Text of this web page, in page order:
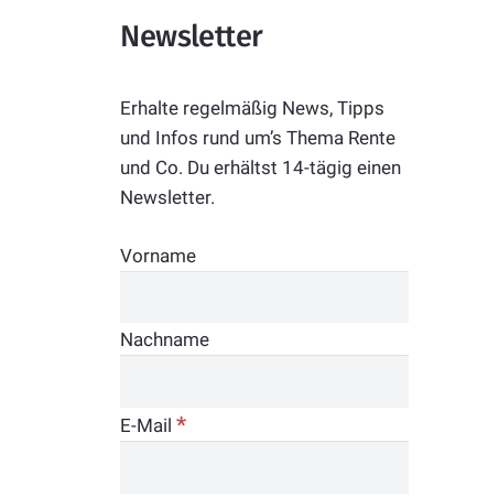
Newsletter
Erhalte regelmäßig News, Tipps
und Infos rund um’s Thema Rente
und Co. Du erhältst 14-tägig einen
Newsletter.
Vorname
Nachname
E-Mail*